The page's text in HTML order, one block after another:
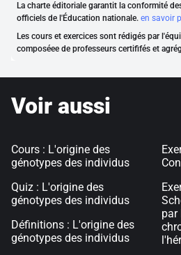
La charte éditoriale garantit la conformité
officiels de l'Éducation nationale. en savoir
Les cours et exercices sont rédigés par
composéee de professeurs certififés et
Voir aussi
Cours : L'origine des
génotypes des individus
Quiz : L'origine des
génotypes des individus
Définitions : L'origine des
génotypes des individus
par